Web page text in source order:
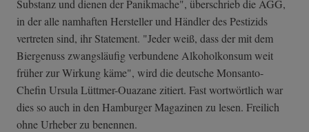
Substanz und dienen der Panikmache", überschrieb die AGG,
in der alle namhaften Hersteller und Händler des Pestizids
vertreten sind, ihr Statement. "Jeder weiß, dass der mit dem
Biergenuss zwangsläufig verbundene Alkoholkonsum weit
früher zur Wirkung käme", wird die deutsche Monsanto-
Chefin Ursula Lüttmer-Ouazane zitiert. Fast wortwörtlich war
dies so auch in den Hamburger Magazinen zu lesen. Freilich
ohne Urheber zu benennen.